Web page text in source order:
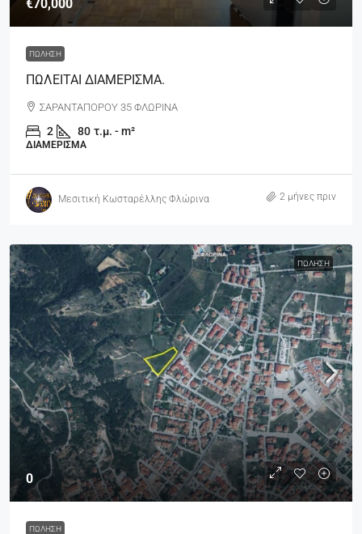
€70,000
ΠΏΛΗΣΗ
ΠΩΛΕΙΤΑΙ ΔΙΑΜΕΡΙΣΜΑ.
ΣΑΡΑΝΤΑΠΟΡΟΥ 35 ΦΛΩΡΙΝΑ
2 80 τ.μ. - m²
ΔΙΑΜΈΡΙΣΜΑ
Μεσιτική Κωσταρέλλης Φλώρινα 2 μήνες πριν
ΠΏΛΗΣΗ
0
ΠΏΛΗΣΗ